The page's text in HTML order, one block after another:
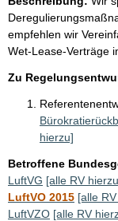
empfehlen wir
Wet-Lease-Verträge
Zu
hierzu]
Betroffene
LuftVG [alle RV
LuftVO 2015 [alle
LuftVZO [alle RV